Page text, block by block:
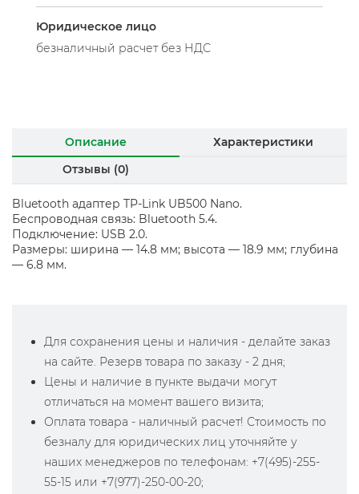
Юридическое лицо
безналичный расчет без НДС
Описание
Характеристики
Отзывы (0)
Bluetooth адаптер TP-Link UB500 Nano.
Беспроводная связь: Bluetooth 5.4.
Подключение: USB 2.0.
Размеры: ширина — 14.8 мм; высота — 18.9 мм; глубина
— 6.8 мм.
Для сохранения цены и наличия - делайте заказ
на сайте. Резерв товара по заказу - 2 дня;
Цены и наличие в пункте выдачи могут
отличаться на момент вашего визита;
Оплата товара - наличный расчет! Стоимость по
безналу для юридических лиц уточняйте у
наших менеджеров по телефонам: +7(495)-255-
55-15 или +7(977)-250-00-20;